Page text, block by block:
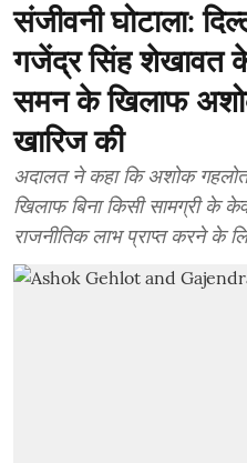
संजीवनी घोटाला:
गजेंद्र सिंह शेखावत
समन के खिलाफ
खारिज की
अदालत ने कहा कि अशोक
खिलाफ बिना किसी सामग्री के
राजनीतिक लाभ प्राप्त करने के